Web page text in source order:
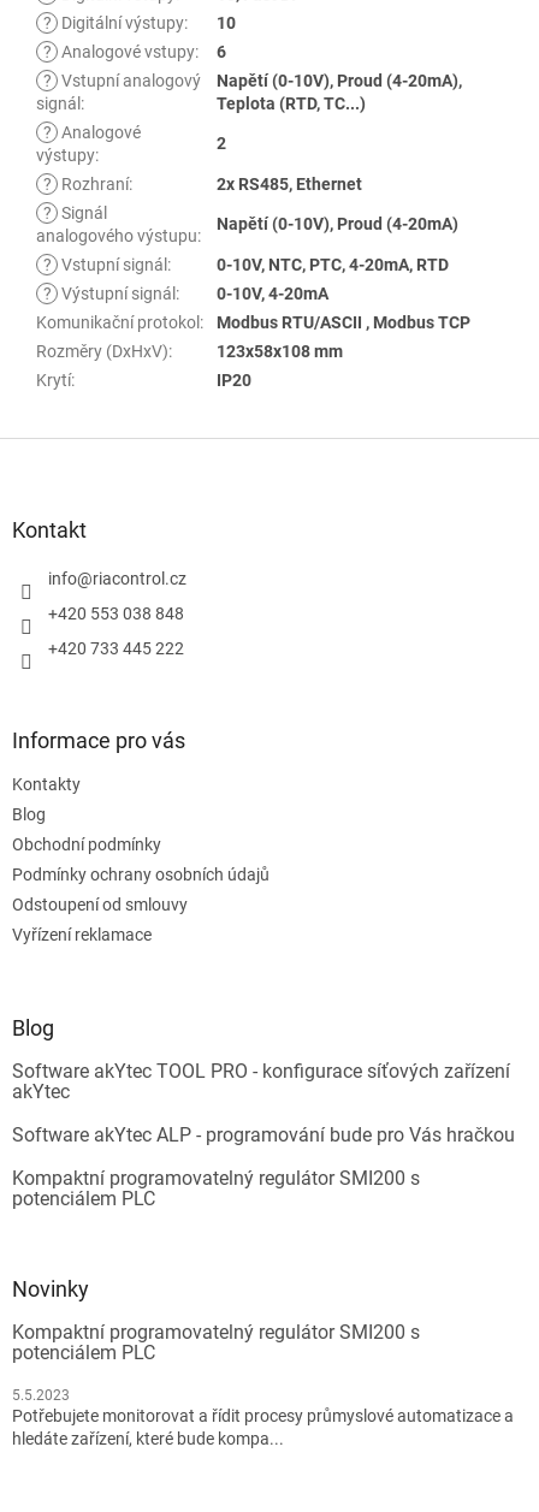
?
Digitální výstupy:
10
? Analogové vstupy:
6
? Vstupní analogový
signál :
Napětí (0-10V), Proud (4-20mA),
Teplota (RTD, TC...)
? Analogové
výstupy:
2
? Rozhraní:
2x RS485, Ethernet
? Signál
analogového výstupu:
Napětí (0-10V), Proud (4-20mA)
? Vstupní signál :
0-10V, NTC, PTC, 4-20mA, RTD
? Výstupní signál :
0-10V, 4-20mA
Komunikační protokol :
Modbus RTU/ASCII , Modbus TCP
Rozměry (DxHxV):
123x58x108 mm
Krytí: IP20
Kontakt
info@riacontrol.cz
+420 553 038 848
+420 733 445 222
Informace pro vás
Kontakty
Blog
Obchodní podmínky
Podmínky ochrany osobních údajů
Odstoupení od smlouvy
Vyřízení reklamace
Blog
Software akYtec TOOL PRO - konfigurace síťových zařízení
akYtec
Software akYtec ALP - programování bude pro Vás hračkou
Kompaktní programovatelný regulátor SMI200 s
potenciálem PLC
Novinky
Kompaktní programovatelný regulátor SMI200 s
potenciálem PLC
5.5.2023
Potřebujete monitorovat a řídit procesy průmyslové automatizace a
hledáte zařízení, které bude kompa...